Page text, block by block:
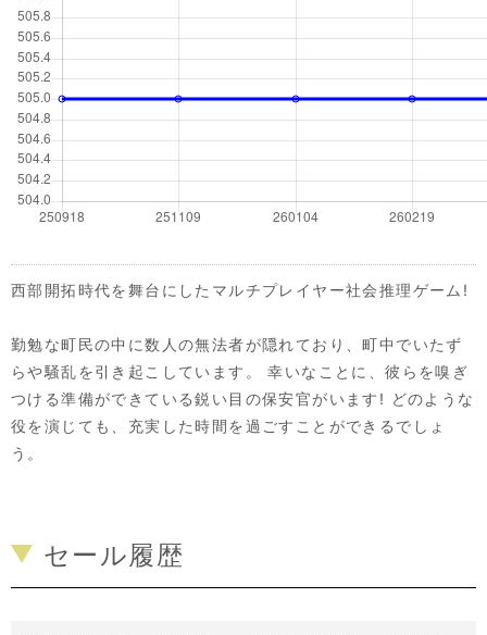
西部開拓時代を舞台にしたマルチプレイヤー社会推理ゲーム!
勤勉な町民の中に数人の無法者が隠れており、町中でいたず
らや騒乱を引き起こしています。 幸いなことに、彼らを嗅ぎ
つける準備ができている鋭い目の保安官がいます! どのような
役を演じても、充実した時間を過ごすことができるでしょ
う。
セール履歴